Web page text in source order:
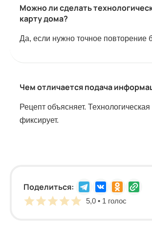
Можно ли сделать
карту дома?
Да, если нужно точное повторение
Чем отличается подача
Рецепт объясняет. Технологическая
фиксирует.
Поделиться:
5,0 • 1 голос